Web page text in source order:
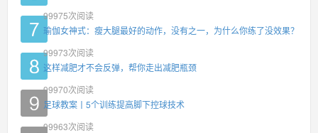
99975次阅读
瑜伽女神式：瘦大腿最好的动作，没有之一，为什么你练了没效果？
99973次阅读
这样减肥才不会反弹，帮你走出减肥瓶颈
99970次阅读
足球教案丨5个训练提高脚下控球技术
99963次阅读